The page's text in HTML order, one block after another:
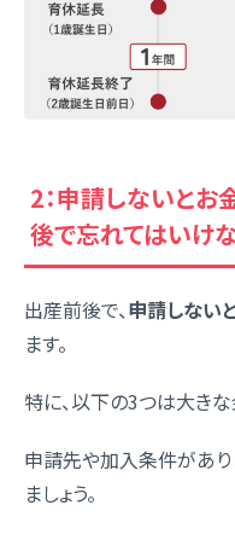
2：申請しないとお
後で忘れてはいけ
出産前後で、申請しない
ます。
特に、以下の3つは大き
申請先や加入条件があり
ましょう。